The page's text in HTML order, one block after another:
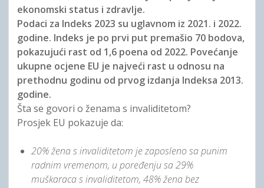
ekonomski status i zdravlje.
Podaci za Indeks 2023 su uglavnom iz 2021. i 2022.
godine. Indeks je po prvi put premašio 70 bodova,
pokazujući rast od 1,6 poena od 2022. Povećanje
ukupne ocjene EU je najveći rast u odnosu na
prethodnu godinu od prvog izdanja Indeksa 2013.
godine.
Šta se govori o ženama s invaliditetom?
Prosjek EU pokazuje da:
20% žena s invaliditetom je zaposleno sa punim
radnim vremenom, u poređenju sa 29%
muškaraca s invaliditetom, 48% žena bez